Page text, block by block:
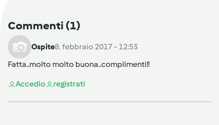
Commenti (1)
Ospite8. febbraio 2017 - 12:53
Fatta..molto molto buona..complimenti!!
Accedio registrati